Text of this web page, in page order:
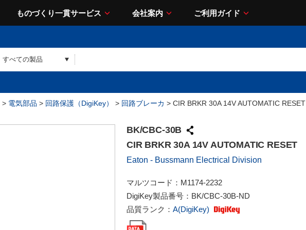
ものづくり一貫サービス 会社案内 ご利用ガイド
> 電気部品 > 回路保護（DigiKey） > 回路ブレーカ > CIR BRKR 30A 14V AUTOMATIC RESET
BK/CBC-30B
CIR BRKR 30A 14V AUTOMATIC RESET
Eaton - Bussmann Electrical Division
マルツコード： M1174-2232
DigiKey製品番号： BK/CBC-30B-ND
品質ランク： A(DigiKey)